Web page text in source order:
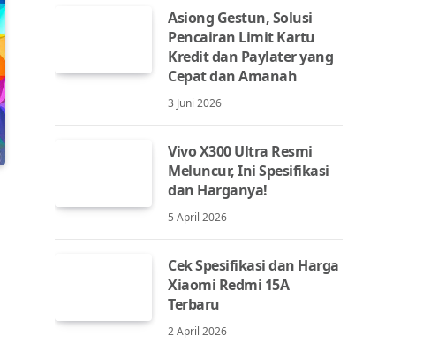
Asiong Gestun, Solusi
Pencairan Limit Kartu
Kredit dan Paylater yang
Cepat dan Amanah
3 Juni 2026
Vivo X300 Ultra Resmi
Meluncur, Ini Spesifikasi
dan Harganya!
5 April 2026
Cek Spesifikasi dan Harga
Xiaomi Redmi 15A
Terbaru
2 April 2026